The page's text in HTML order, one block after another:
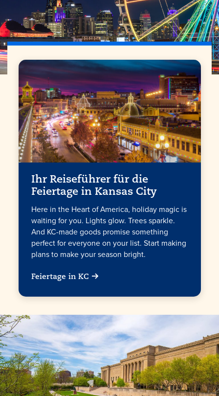
Ihr Reiseführer für die
Feiertage in Kansas City
Here in the Heart of America, holiday magic is
waiting for you. Lights glow. Trees sparkle.
And KC-made goods promise something
perfect for everyone on your list. Start making
plans to make your season bright.
Feiertage in KC